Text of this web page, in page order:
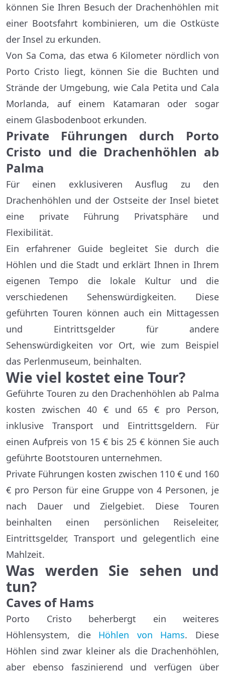
können Sie Ihren Besuch der Drachenhöhlen mit
einer Bootsfahrt kombinieren, um die Ostküste
der Insel zu erkunden.
Von Sa Coma, das etwa 6 Kilometer nördlich von
Porto Cristo liegt, können Sie die Buchten und
Strände der Umgebung, wie Cala Petita und Cala
Morlanda, auf einem Katamaran oder sogar
einem Glasbodenboot erkunden.
Private Führungen durch Porto
Cristo und die Drachenhöhlen ab
Palma
Für einen exklusiveren Ausflug zu den
Drachenhöhlen und der Ostseite der Insel bietet
eine private Führung Privatsphäre und
Flexibilität.
Ein erfahrener Guide begleitet Sie durch die
Höhlen und die Stadt und erklärt Ihnen in Ihrem
eigenen Tempo die lokale Kultur und die
verschiedenen Sehenswürdigkeiten. Diese
geführten Touren können auch ein Mittagessen
und Eintrittsgelder für andere
Sehenswürdigkeiten vor Ort, wie zum Beispiel
das Perlenmuseum, beinhalten.
Wie viel kostet eine Tour?
Geführte Touren zu den Drachenhöhlen ab Palma
kosten zwischen 40 € und 65 € pro Person,
inklusive Transport und Eintrittsgeldern. Für
einen Aufpreis von 15 € bis 25 € können Sie auch
geführte Bootstouren unternehmen.
Private Führungen kosten zwischen 110 € und 160
€ pro Person für eine Gruppe von 4 Personen, je
nach Dauer und Zielgebiet. Diese Touren
beinhalten einen persönlichen Reiseleiter,
Eintrittsgelder, Transport und gelegentlich eine
Mahlzeit.
Was werden Sie sehen und
tun?
Caves of Hams
Porto Cristo beherbergt ein weiteres
Höhlensystem, die Höhlen von Hams. Diese
Höhlen sind zwar kleiner als die Drachenhöhlen,
aber ebenso faszinierend und verfügen über